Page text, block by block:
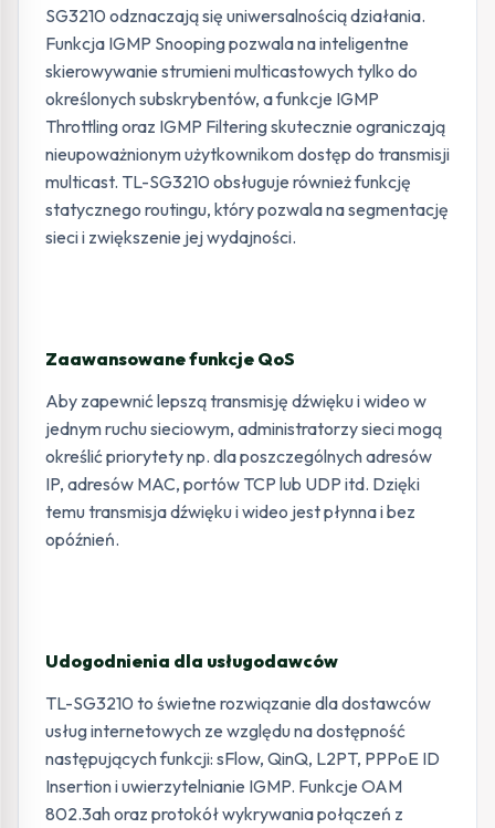
SG3210 odznaczają się uniwersalnością działania.
Funkcja IGMP Snooping pozwala na inteligentne
skierowywanie strumieni multicastowych tylko do
określonych subskrybentów, a funkcje IGMP
Throttling oraz IGMP Filtering skutecznie ograniczają
nieupoważnionym użytkownikom dostęp do transmisji
multicast. TL-SG3210 obsługuje również funkcję
statycznego routingu, który pozwala na segmentację
sieci i zwiększenie jej wydajności.
Zaawansowane funkcje QoS
Aby zapewnić lepszą transmisję dźwięku i wideo w
jednym ruchu sieciowym, administratorzy sieci mogą
określić priorytety np. dla poszczególnych adresów
IP, adresów MAC, portów TCP lub UDP itd. Dzięki
temu transmisja dźwięku i wideo jest płynna i bez
opóźnień.
Udogodnienia dla usługodawców
TL-SG3210 to świetne rozwiązanie dla dostawców
usług internetowych ze względu na dostępność
następujących funkcji: sFlow, QinQ, L2PT, PPPoE ID
Insertion i uwierzytelnianie IGMP. Funkcje OAM
802.3ah oraz protokół wykrywania połączeń z